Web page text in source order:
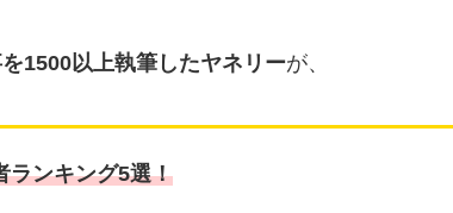
1500以上執筆したヤネリーが、
ランキング5選！